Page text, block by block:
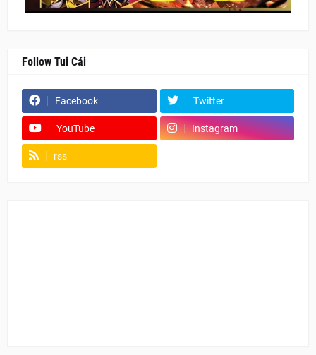
Follow Tui Cái
Facebook Twitter
YouTube Instagram
rss